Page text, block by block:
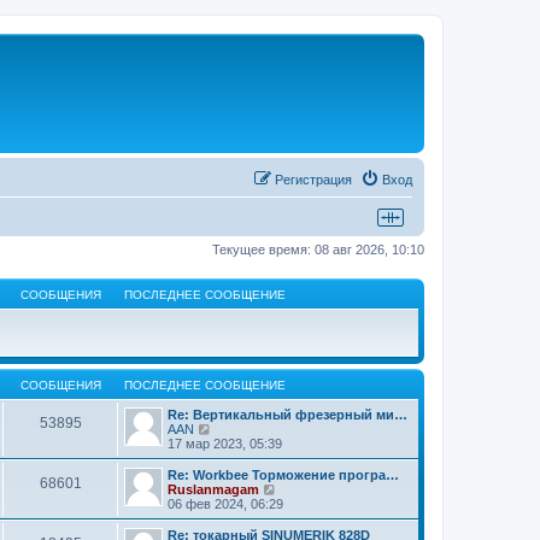
Вход
Регистрация
Текущее время: 08 авг 2026, 10:10
СООБЩЕНИЯ ПОСЛЕДНЕЕ СООБЩЕНИЕ
СООБЩЕНИЯ ПОСЛЕДНЕЕ СООБЩЕНИЕ
53895
Re: Вертикальный фрезерный ми…
AAN
е
р
е
й
т
17 мар 2023, 05:39
68601
Re: Workbee Торможение програ…
Ruslanmagam
е
р
е
06 фев 2024, 06:29
Re: токарный SINUMERIK 828D